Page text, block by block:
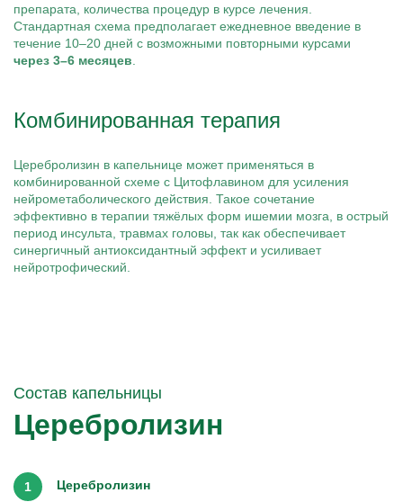
препарата, количества процедур в курсе лечения.
Стандартная схема предполагает ежедневное введение в
течение 10–20 дней с возможными повторными курсами
через 3–6 месяцев
Комбинированная терапия
Церебролизин в капельнице может применяться в
комбинированной схеме с Цитофлавином для усиления
нейрометаболического действия. Такое сочетание
эффективно в терапии тяжёлых форм ишемии мозга, в острый
период инсульта, травмах головы, так как обеспечивает
синергичный антиоксидантный эффект и усиливает
нейротрофический.
Состав капельницы
Церебролизин
Церебролизин